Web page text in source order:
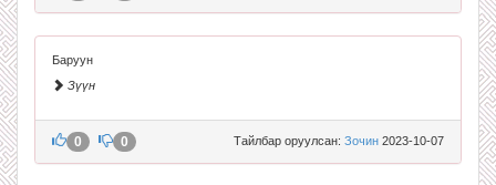
Баруун
Зүүн
Тайлбар оруулсан: Зочин 2023-10-07
0 0